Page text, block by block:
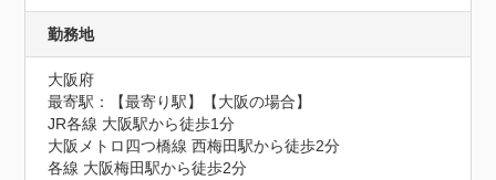
勤務地
大阪府
最寄駅：【最寄り駅】【大阪の場合】
JR各線 大阪駅から徒歩1分
大阪メトロ四つ橋線 西梅田駅から徒歩2分
各線 大阪梅田駅から徒歩2分